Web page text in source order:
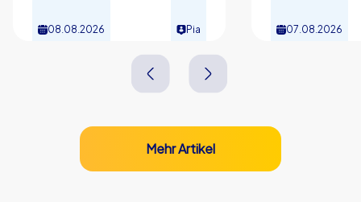
08.08.2026 Pia 07.08.2026
Mehr Artikel